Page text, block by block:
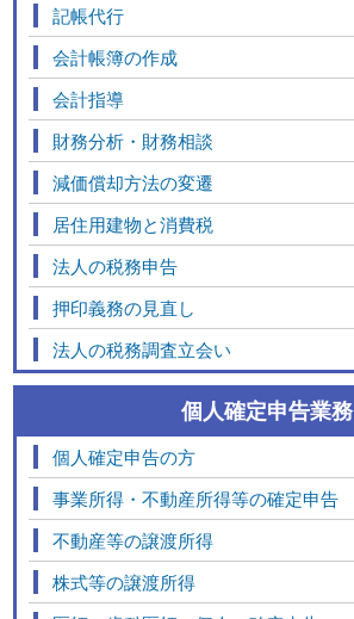
記帳代行
会計帳簿の作成
会計指導
財務分析・財務相談
減価償却方法の変遷
居住用建物と消費税
法人の税務申告
押印義務の見直し
法人の税務調査立会い
個人確定申告業務
個人確定申告の方
事業所得・不動産所得等の確定申告
不動産等の譲渡所得
株式等の譲渡所得